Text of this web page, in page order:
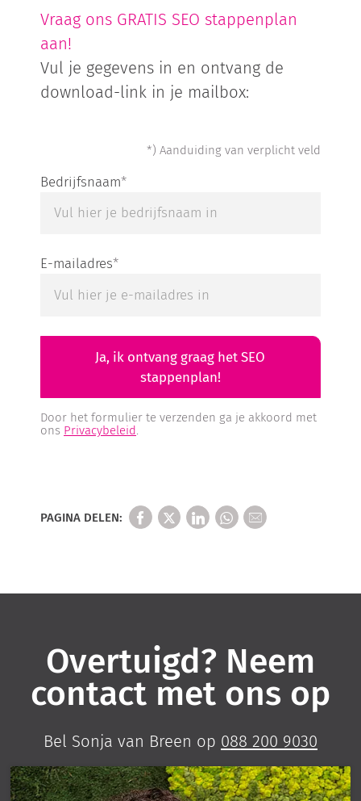
Vraag ons GRATIS SEO stappenplan
aan!
Vul je gegevens in en ontvang de
download-link in je mailbox:
Ben je geen robot? Laat dit veld dan leeg.
*) Aanduiding van verplicht veld
Bedrijfsnaam*
E-mailadres*
Ja, ik ontvang graag het SEO
stappenplan!
Door het formulier te verzenden ga je akkoord met
ons Privacybeleid.
PAGINA DELEN:
Overtuigd? Neem
contact met ons op
Bel Sonja van Breen op 088 200 9030